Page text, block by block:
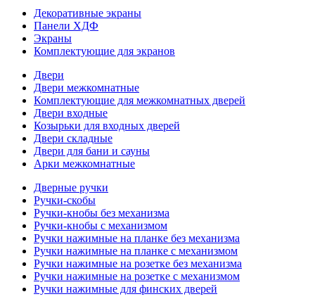
Декоративные экраны
Панели ХДФ
Экраны
Комплектующие для экранов
Двери
Двери межкомнатные
Комплектующие для межкомнатных дверей
Двери входные
Козырьки для входных дверей
Двери складные
Двери для бани и сауны
Арки межкомнатные
Дверные ручки
Ручки-скобы
Ручки-кнобы без механизма
Ручки-кнобы с механизмом
Ручки нажимные на планке без механизма
Ручки нажимные на планке с механизмом
Ручки нажимные на розетке без механизма
Ручки нажимные на розетке с механизмом
Ручки нажимные для финских дверей